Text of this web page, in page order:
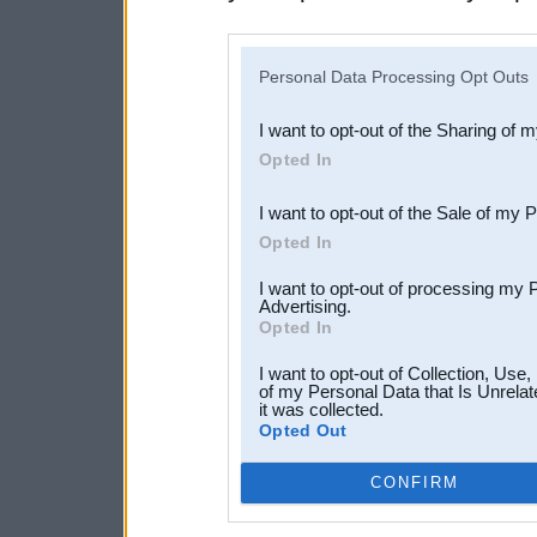
Downstream Participants
third parties.
Personal Data Processing Opt Outs
I want to opt-out of the Sharing of
Opted In
I want to opt-out of the Sale of my
Opted In
I want to opt-out of processing my
Advertising.
Opted In
I want to opt-out of Collection,
of my Personal Data that Is
it was collected.
Opted Out
CONFIRM